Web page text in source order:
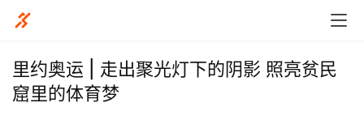
里约奥运 | 走出聚光灯下的阴影 照亮贫民
窟里的体育梦